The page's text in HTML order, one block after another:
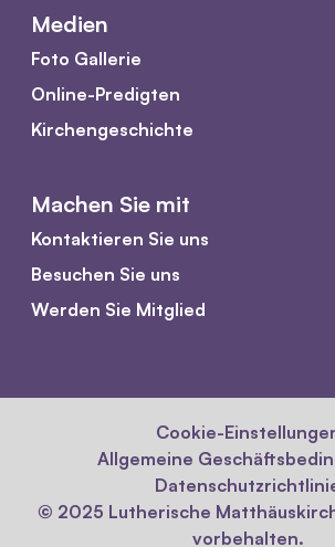
Medien
Foto Gallerie
Online-Predigten
Kirchengeschichte
Machen Sie mit
Kontaktieren Sie uns
Besuchen Sie uns
Werden Sie Mitglied
© 2025 Lutherische
vorbehalten.
Cookie-
Allgemeine